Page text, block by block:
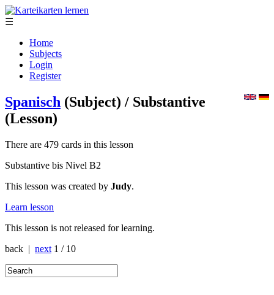
☰
Home
Subjects
Login
Register
Spanisch (Subject) / Substantive
(Lesson)
There are 479 cards in this lesson
Substantive bis Nivel B2
This lesson was created by Judy.
Learn lesson
This lesson is not released for learning.
back | next 1 / 10